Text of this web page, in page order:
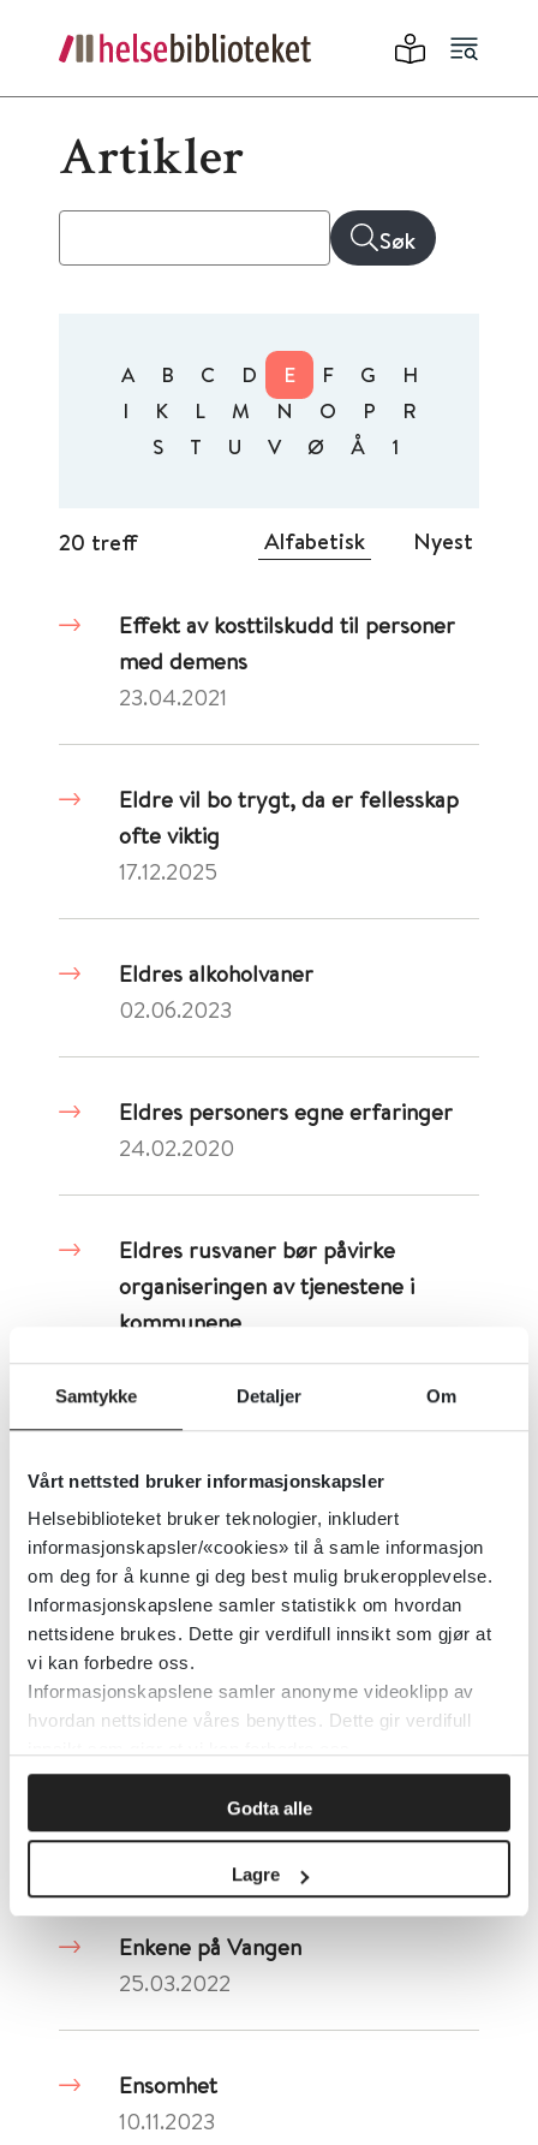
Samtykke Detaljer Om
Vårt nettsted bruker informasjonskapsler
Helsebiblioteket bruker teknologier, inkludert
informasjonskapsler/«cookies» til å samle informasjon
om deg for å kunne gi deg best mulig brukeropplevelse.
Informasjonskapslene samler statistikk om hvordan
nettsidene brukes. Dette gir verdifull innsikt som gjør at
vi kan forbedre oss.
Informasjonskapslene samler anonyme videoklipp av
hvordan nettsidene våres benyttes. Dette gir verdifull
Godta alle
Lagre
Artikler
Søk
A B C D E F G
H
I
K L M N O P
R
S
T U V Ø Å 1
20 treff Alfabetisk Nyest
Effekt av kosttilskudd til personer
med demens
23.04.2021
Eldre vil bo trygt, da er fellesskap
ofte viktig
17.12.2025
Eldres alkoholvaner
02.06.2023
Eldres personers egne erfaringer
24.02.2020
Eldres rusvaner bør påvirke
organiseringen av tjenestene i
kommunene
04.10.2021
brukermedvirkning i kommunene
19.07.2022
En styrt hverdagslig aktivitet – et
felles møtepunkt
16.12.2020
En utvikling som må snus
13.11.2020
Enkene på Vangen
25.03.2022
Ensomhet
10.11.2023